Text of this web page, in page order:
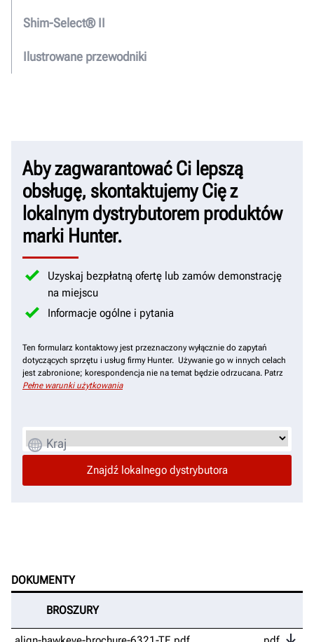
Shim-Select® II
Ilustrowane przewodniki
Aby zagwarantować Ci lepszą
obsługę, skontaktujemy Cię z
lokalnym dystrybutorem produktów
marki Hunter.
Uzyskaj bezpłatną ofertę lub zamów demonstrację
na miejscu
Informacje ogólne i pytania
Ten formularz kontaktowy jest przeznaczony wyłącznie do zapytań
dotyczących sprzętu i usług firmy Hunter. Używanie go w innych celach
jest zabronione; korespondencja nie na temat będzie odrzucana. Patrz
Pełne warunki użytkowania
Kraj
DOKUMENTY
BROSZURY